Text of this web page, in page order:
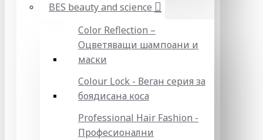
BES beauty and science
Color Reflection –
Оцветяващи шампоани и
маски
Colour Lock - Веган серия за
боядисана коса
Professional Hair Fashion -
Професионални